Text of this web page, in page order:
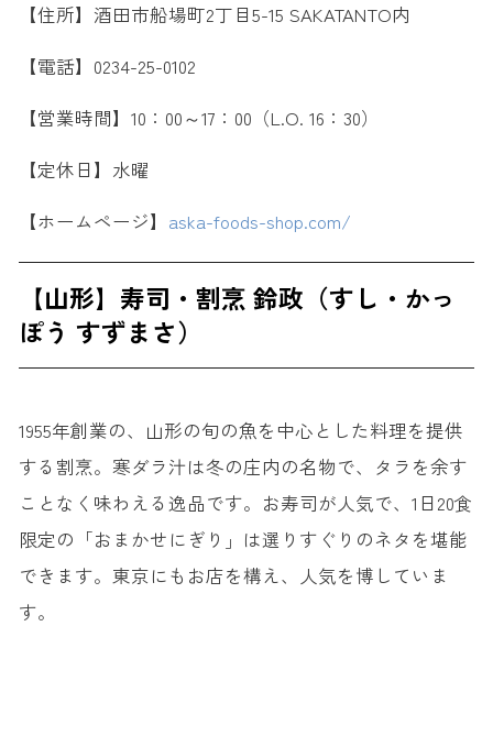
【住所】酒田市船場町2丁目5-15 SAKATANTO内
【電話】0234-25-0102
【営業時間】10：00～17：00（L.O. 16：30）
【定休日】水曜
【ホームページ】 aska-foods-shop.com/
【山形】寿司・割烹 鈴政（すし・かっ
ぽう すずまさ）
1955年創業の、山形の旬の魚を中心とした料理を提供
する割烹。寒ダラ汁は冬の庄内の名物で、タラを余す
ことなく味わえる逸品です。お寿司が人気で、1日20食
限定の「おまかせにぎり」は選りすぐりのネタを堪能
できます。東京にもお店を構え、人気を博していま
す。